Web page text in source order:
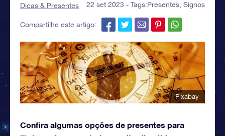
Dicas & Presentes 22 set 2023 - Tags:Presentes Signos
Compartilhe este artigo:
Pixabay
Confira algumas opções de presentes para